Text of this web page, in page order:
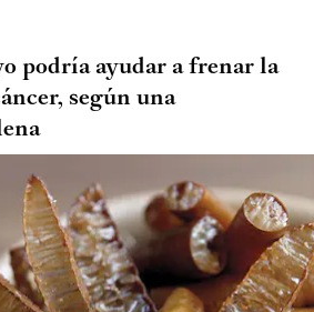
podría ayudar a frenar la
según una